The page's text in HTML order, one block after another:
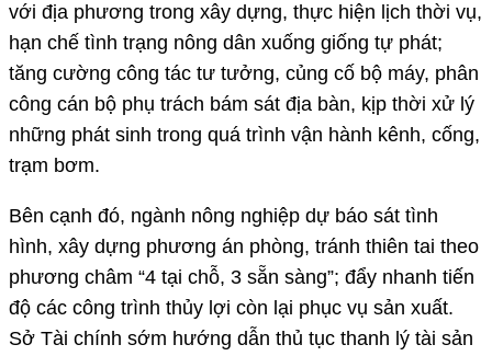
với địa phương trong xây dựng, thực hiện lịch thời vụ,
hạn chế tình trạng nông dân xuống giống tự phát;
tăng cường công tác tư tưởng, củng cố bộ máy, phân
công cán bộ phụ trách bám sát địa bàn, kịp thời xử lý
những phát sinh trong quá trình vận hành kênh, cống,
trạm bơm.
Bên cạnh đó, ngành nông nghiệp dự báo sát tình
hình, xây dựng phương án phòng, tránh thiên tai theo
phương châm “4 tại chỗ, 3 sẵn sàng”; đẩy nhanh tiến
độ các công trình thủy lợi còn lại phục vụ sản xuất.
Sở Tài chính sớm hướng dẫn thủ tục thanh lý tài sản